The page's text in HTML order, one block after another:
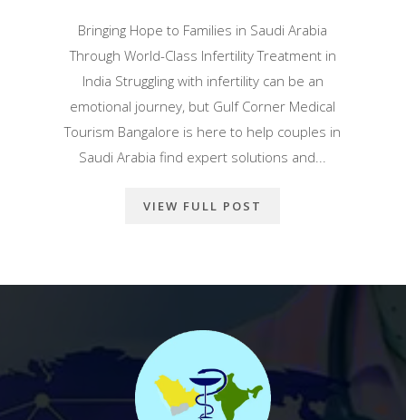
Bringing Hope to Families in Saudi Arabia
Through World-Class Infertility Treatment in
India Struggling with infertility can be an
emotional journey, but Gulf Corner Medical
Tourism Bangalore is here to help couples in
Saudi Arabia find expert solutions and...
VIEW FULL POST